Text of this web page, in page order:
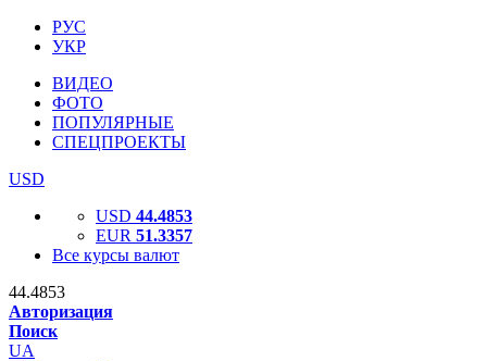
РУС
УКР
ВИДЕО
ФОТО
ПОПУЛЯРНЫЕ
СПЕЦПРОЕКТЫ
USD
USD 44.4853
EUR 51.3357
Все курсы валют
44.4853
Авторизация
Поиск
UA